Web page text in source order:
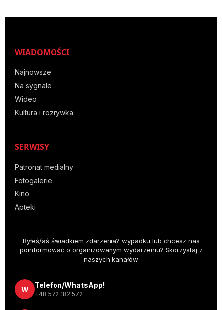
WIADOMOŚCI
Najnowsze
Na sygnale
Wideo
Kultura i rozrywka
SERWISY
Patronat medialny
Fotogalerie
Kino
Apteki
Byłeś/aś świadkiem zdarzenia? wypadku lub chcesz nas
poinformować o organizowanym wydarzeniu? Skorzystaj z
naszych kanałów
W Telefon/WhatsApp!
+48 572 182 572